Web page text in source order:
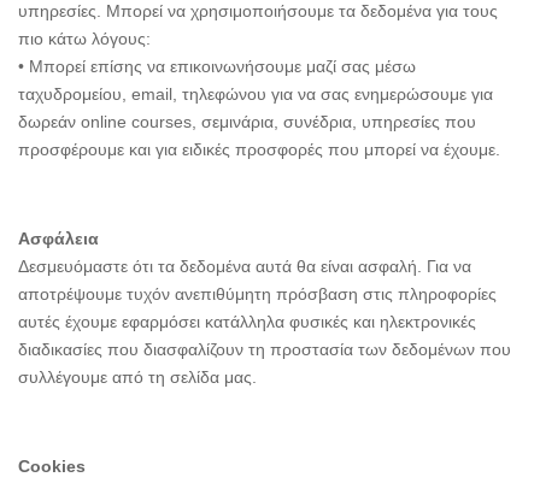
υπηρεσίες. Μπορεί να χρησιμοποιήσουμε τα δεδομένα για τους
πιο κάτω λόγους:
• Μπορεί επίσης να επικοινωνήσουμε μαζί σας μέσω
ταχυδρομείου, email, τηλεφώνου για να σας ενημερώσουμε για
δωρεάν online courses, σεμινάρια, συνέδρια, υπηρεσίες που
προσφέρουμε και για ειδικές προσφορές που μπορεί να έχουμε.
Ασφάλεια
Δεσμευόμαστε ότι τα δεδομένα αυτά θα είναι ασφαλή. Για να
αποτρέψουμε τυχόν ανεπιθύμητη πρόσβαση στις πληροφορίες
αυτές έχουμε εφαρμόσει κατάλληλα φυσικές και ηλεκτρονικές
διαδικασίες που διασφαλίζουν τη προστασία των δεδομένων που
συλλέγουμε από τη σελίδα μας.
Cookies